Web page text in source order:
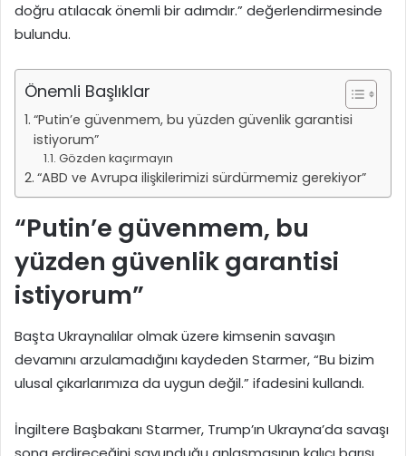
doğru atılacak önemli bir adımdır.” değerlendirmesinde
bulundu.
Önemli Başlıklar
“Putin’e güvenmem, bu yüzden güvenlik garantisi
istiyorum”
Gözden kaçırmayın
“ABD ve Avrupa ilişkilerimizi sürdürmemiz gerekiyor”
“Putin’e güvenmem, bu
yüzden güvenlik garantisi
istiyorum”
Başta Ukraynalılar olmak üzere kimsenin savaşın
devamını arzulamadığını kaydeden Starmer, “Bu bizim
ulusal çıkarlarımıza da uygun değil.” ifadesini kullandı.
İngiltere Başbakanı Starmer, Trump’ın Ukrayna’da savaşı